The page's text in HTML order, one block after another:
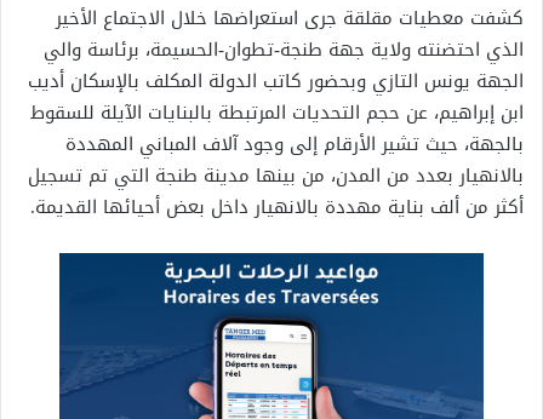
كشفت معطيات مقلقة جرى استعراضها خلال الاجتماع الأخير
الذي احتضنته ولاية جهة طنجة-تطوان-الحسيمة، برئاسة والي
الجهة يونس التازي وبحضور كاتب الدولة المكلف بالإسكان أديب
ابن إبراهيم، عن حجم التحديات المرتبطة بالبنايات الآيلة للسقوط
بالجهة، حيث تشير الأرقام إلى وجود آلاف المباني المهددة
بالانهيار بعدد من المدن، من بينها مدينة طنجة التي تم تسجيل
أكثر من ألف بناية مهددة بالانهيار داخل بعض أحيائها القديمة.